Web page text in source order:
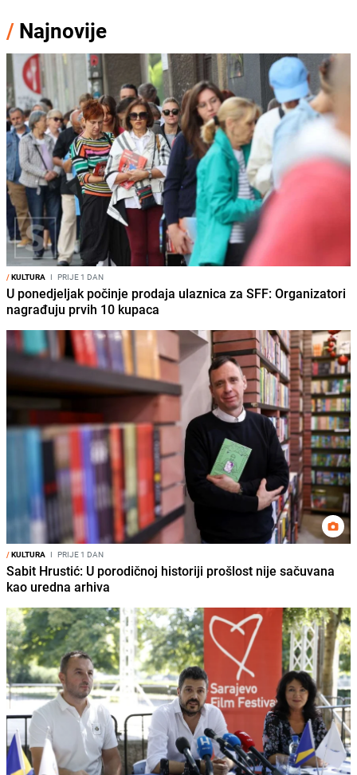
/ Najnovije
/KULTURA I PRIJE 1 DAN
U ponedjeljak počinje prodaja ulaznica za SFF: Organizatori
nagrađuju prvih 10 kupaca
/KULTURA I PRIJE 1 DAN
Sabit Hrustić: U porodičnoj historiji prošlost nije sačuvana
kao uredna arhiva